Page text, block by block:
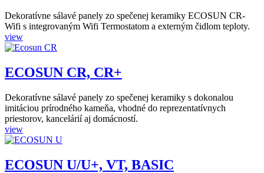
Dekoratívne sálavé panely zo spečenej keramiky ECOSUN CR-
Wifi s integrovaným Wifi Termostatom a externým čidlom teploty.
view
ECOSUN CR, CR+
Dekoratívne sálavé panely zo spečenej keramiky s dokonalou
imitáciou prírodného kameňa, vhodné do reprezentatívnych
priestorov, kancelárií aj domácností.
view
ECOSUN U/U+, VT, BASIC